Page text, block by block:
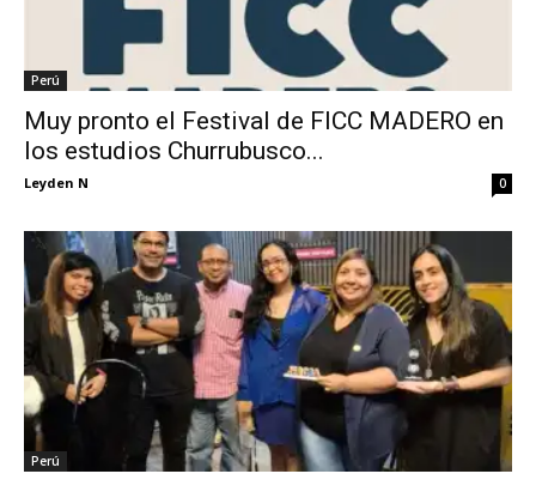
Perú
Muy pronto el Festival de FICC MADERO en
los estudios Churrubusco...
Leyden N 0
Perú